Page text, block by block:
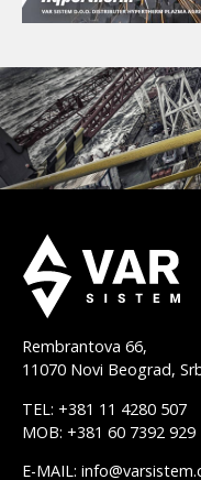
Rembrantova 66,
11070 Novi Beograd,
TEL: +381 11 4280 507
MOB: +381 60 7392 929
E-MAIL: